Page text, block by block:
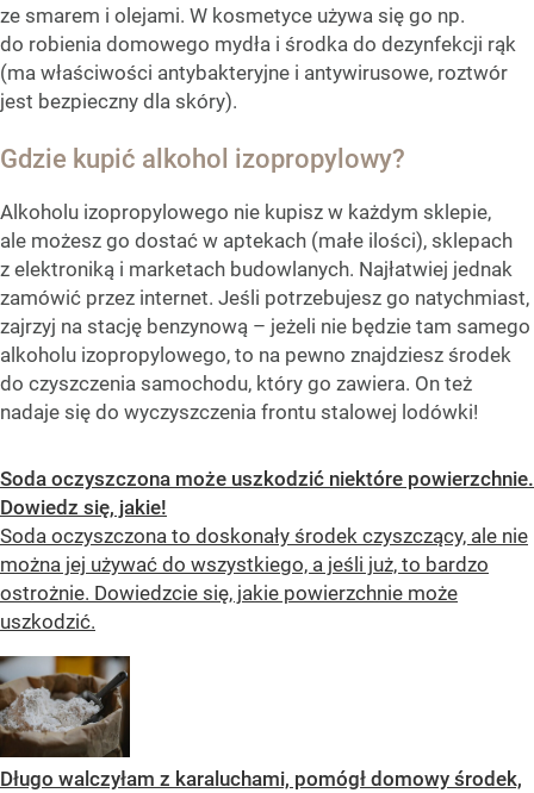
ze smarem i olejami. W kosmetyce używa się go np.
do robienia domowego mydła i środka do dezynfekcji rąk
(ma właściwości antybakteryjne i antywirusowe, roztwór
jest bezpieczny dla skóry).
Gdzie kupić alkohol izopropylowy?
Alkoholu izopropylowego nie kupisz w każdym sklepie,
ale możesz go dostać w aptekach (małe ilości), sklepach
z elektroniką i marketach budowlanych. Najłatwiej jednak
zamówić przez internet. Jeśli potrzebujesz go natychmiast,
zajrzyj na stację benzynową – jeżeli nie będzie tam samego
alkoholu izopropylowego, to na pewno znajdziesz środek
do czyszczenia samochodu, który go zawiera. On też
nadaje się do wyczyszczenia frontu stalowej lodówki!
Soda oczyszczona może uszkodzić niektóre powierzchnie.
Dowiedz się, jakie!
Soda oczyszczona to doskonały środek czyszczący, ale nie
można jej używać do wszystkiego, a jeśli już, to bardzo
ostrożnie. Dowiedzcie się, jakie powierzchnie może
uszkodzić.
Długo walczyłam z karaluchami, pomógł domowy środek,